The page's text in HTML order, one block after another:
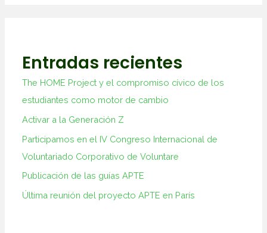
Entradas recientes
The HOME Project y el compromiso cívico de los
estudiantes como motor de cambio
Activar a la Generación Z
Participamos en el IV Congreso Internacional de
Voluntariado Corporativo de Voluntare
Publicación de las guías APTE
Última reunión del proyecto APTE en París